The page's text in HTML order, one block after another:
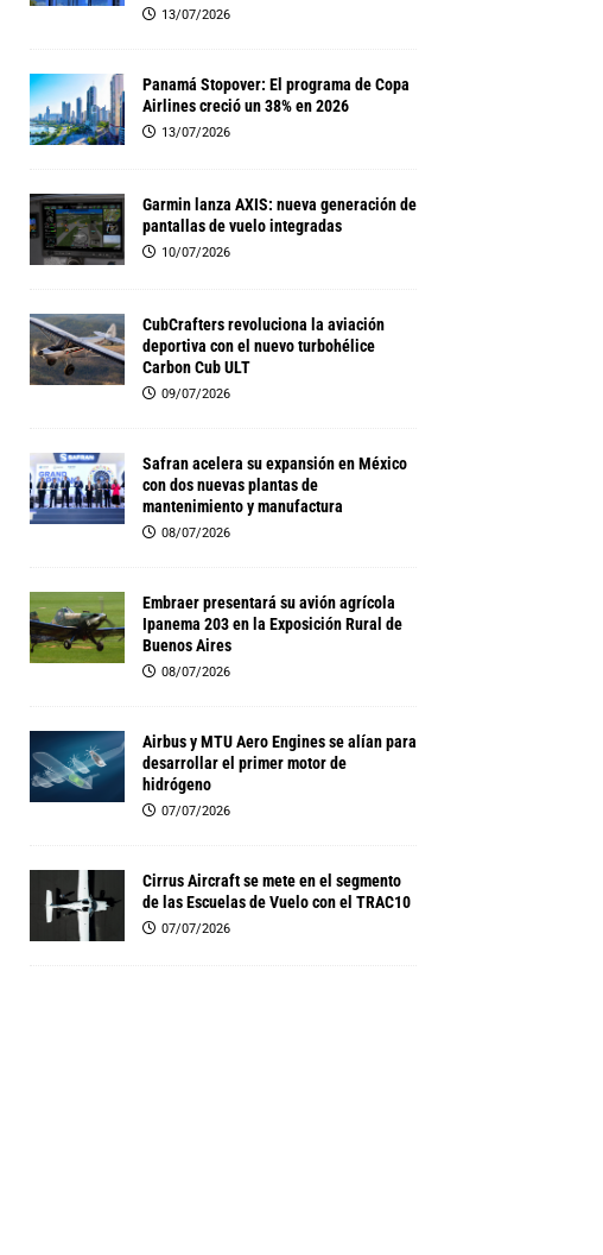
13/07/2026
Panamá Stopover: El programa de Copa
Airlines creció un 38% en 2026
13/07/2026
Garmin lanza AXIS: nueva generación de
pantallas de vuelo integradas
10/07/2026
CubCrafters revoluciona la aviación
deportiva con el nuevo turbohélice
Carbon Cub ULT
09/07/2026
Safran acelera su expansión en México
con dos nuevas plantas de
mantenimiento y manufactura
08/07/2026
Embraer presentará su avión agrícola
Ipanema 203 en la Exposición Rural de
Buenos Aires
08/07/2026
Airbus y MTU Aero Engines se alían para
desarrollar el primer motor de
hidrógeno
07/07/2026
Cirrus Aircraft se mete en el segmento
de las Escuelas de Vuelo con el TRAC10
07/07/2026